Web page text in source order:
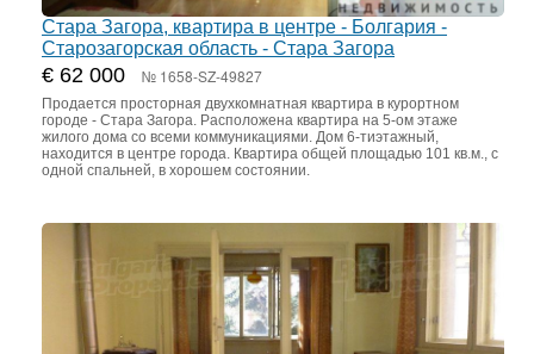
Стара Загора, квартира в центре - Болгария -
Старозагорская область - Стара Загора
€ 62 000 № 1658-SZ-49827
Продается просторная двухкомнатная квартира в курортном
городе - Стара Загора. Расположена квартира на 5-ом этаже
жилого дома со всеми коммуникациями. Дом 6-тиэтажный,
находится в центре города. Квартира общей площадью 101 кв.м., с
одной спальней, в хорошем состоянии.